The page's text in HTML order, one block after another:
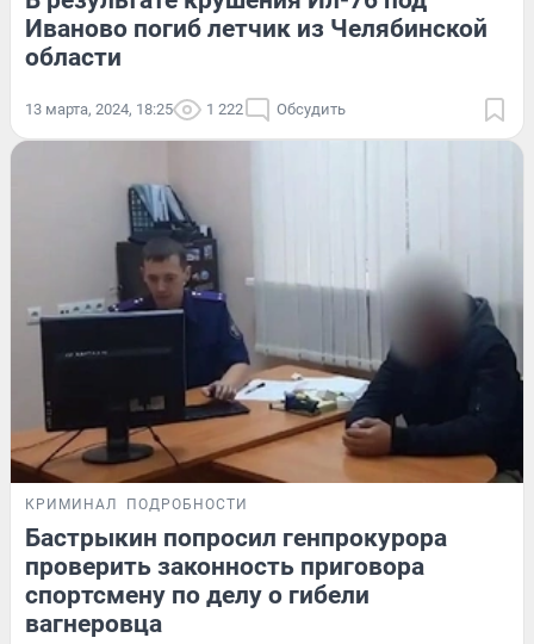
Иваново погиб летчик из Челябинской
области
13 марта, 2024, 18:25 1 222 Обсудить
КРИМИНАЛ ПОДРОБНОСТИ
Бастрыкин попросил генпрокурора
проверить законность приговора
спортсмену по делу о гибели
вагнеровца